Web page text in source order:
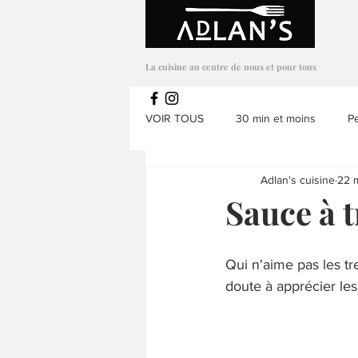
Adlans Cuisine
La cuisine au centre de nous et pour tous
VOIR TOUS 30 min et moins
Appetizer Mets
Sauce à
Adlan's cuisine 22
Qui n'aime pas les
doute à apprécier